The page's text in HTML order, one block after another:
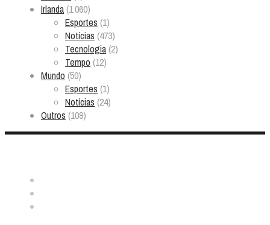
Irlanda(1.060)
Esportes (1)
Notícias (473)
Tecnologia(2)
Tempo (12)
Mundo (50)
Esportes (1)
Notícias (24)
Outros (109)